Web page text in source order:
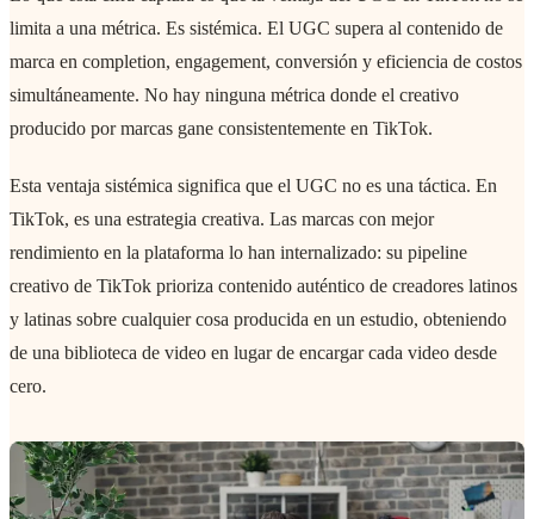
limita a una métrica. Es sistémica. El UGC supera al contenido de
marca en completion, engagement, conversión y eficiencia de costos
simultáneamente. No hay ninguna métrica donde el creativo
producido por marcas gane consistentemente en TikTok.
Esta ventaja sistémica significa que el UGC no es una táctica. En
TikTok, es una estrategia creativa. Las marcas con mejor
rendimiento en la plataforma lo han internalizado: su pipeline
creativo de TikTok prioriza contenido auténtico de creadores latinos
y latinas sobre cualquier cosa producida en un estudio, obteniendo
de una biblioteca de video en lugar de encargar cada video desde
cero.